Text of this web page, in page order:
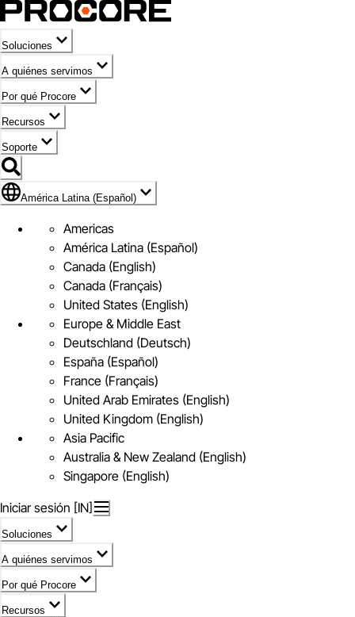
Soluciones
A quiénes servimos
Por qué Procore
Recursos
Soporte
Bandera de América Latina (Español)
América Latina (Español)
Americas
América Latina (Español)
Canada (English)
Canada (Français)
United States (English)
Europe & Middle East
Deutschland (Deutsch)
España (Español)
France (Français)
United Arab Emirates (English)
United Kingdom (English)
Asia Pacific
Australia & New Zealand (English)
Singapore (English)
Iniciar sesión [IN]
Soluciones
A quiénes servimos
Por qué Procore
Recursos